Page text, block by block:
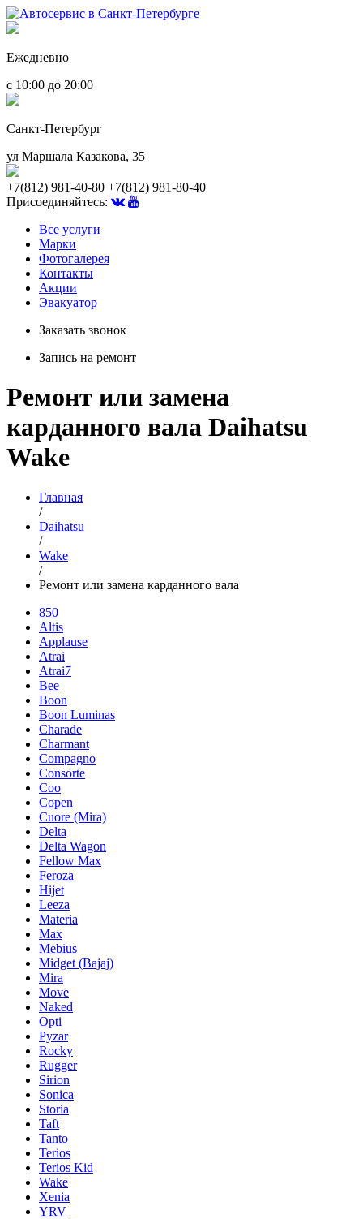
Ежедневно
с 10:00 до 20:00
Санкт-Петербург
ул Маршала Казакова, 35
+7(812) 981-40-80 +7(812) 981-80-40
Присоединяйтесь:
Все услуги
Марки
Фотогалерея
Контакты
Акции
Эвакуатор
Заказать звонок
Запись на ремонт
Ремонт или замена
карданного вала Daihatsu
Wake
Главная
/
Daihatsu
/
Wake
/
Ремонт или замена карданного вала
850
Altis
Applause
Atrai
Atrai7
Bee
Boon
Boon Luminas
Charade
Charmant
Compagno
Consorte
Coo
Copen
Cuore (Mira)
Delta
Delta Wagon
Fellow Max
Feroza
Hijet
Leeza
Materia
Max
Mebius
Midget (Bajaj)
Mira
Move
Naked
Opti
Pyzar
Rocky
Rugger
Sirion
Sonica
Storia
Taft
Tanto
Terios
Terios Kid
Wake
Xenia
YRV